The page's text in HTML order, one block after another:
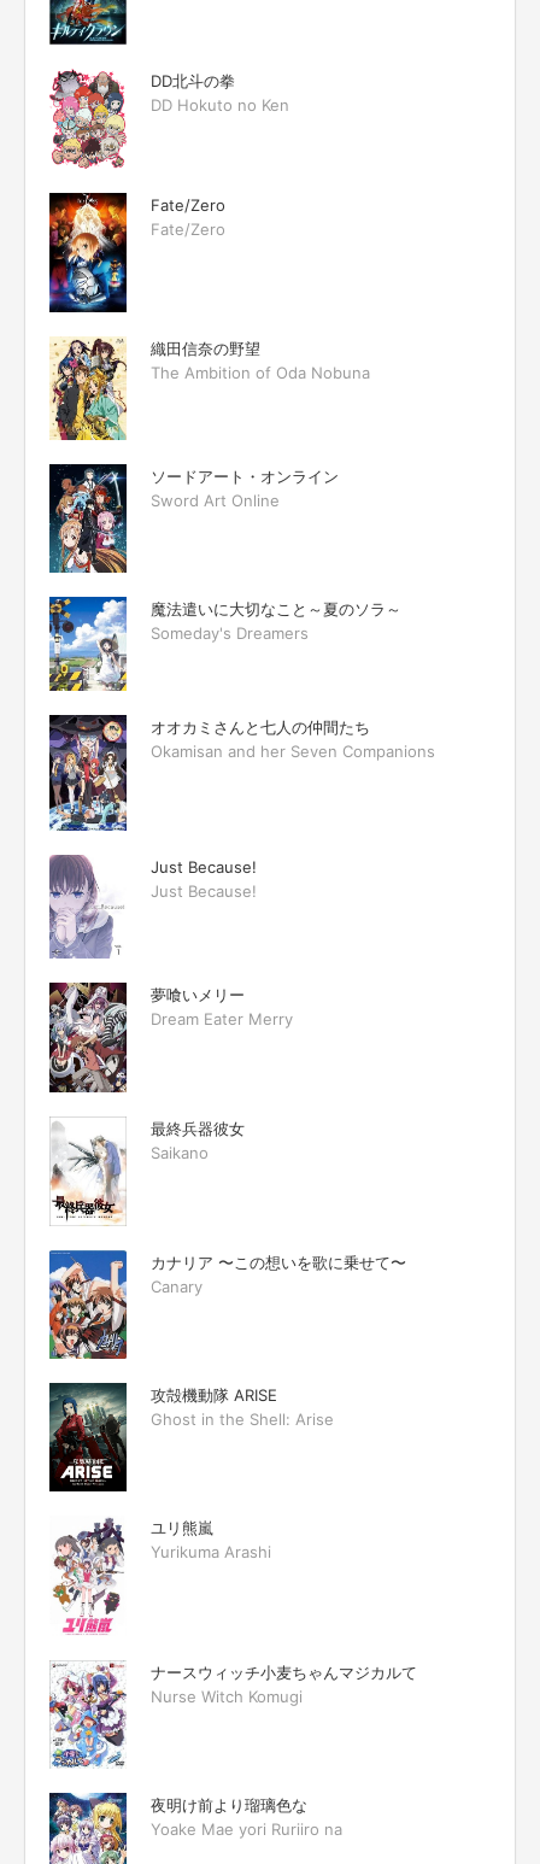
DD北斗の拳
DD Hokuto no Ken
Fate/Zero
Fate/Zero
織田信奈の野望
The Ambition of Oda Nobuna
ソードアート・オンライン
Sword Art Online
魔法遣いに大切なこと～夏のソラ～
Someday's Dreamers
オオカミさんと七人の仲間たち
Okamisan and her Seven Companions
Just Because!
Just Because!
夢喰いメリー
Dream Eater Merry
最終兵器彼女
Saikano
カナリア 〜この想いを歌に乗せて〜
Canary
攻殻機動隊 ARISE
Ghost in the Shell: Arise
ユリ熊嵐
Yurikuma Arashi
ナースウィッチ小麦ちゃんマジカルて
Nurse Witch Komugi
夜明け前より瑠璃色な
Yoake Mae yori Ruriiro na